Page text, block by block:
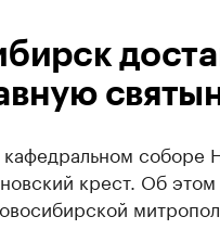
соборе
крест. Об